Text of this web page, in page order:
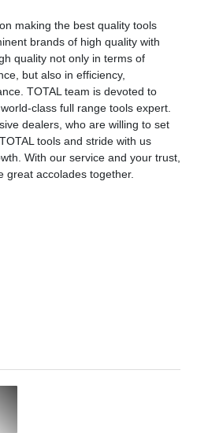
making the best quality tools
brands of high quality with
quality not only in terms of
but also in efficiency,
TOTAL team is devoted to
class full range tools expert.
dealers, who are willing to set
tools and stride with us
With our service and your trust,
great accolades together.